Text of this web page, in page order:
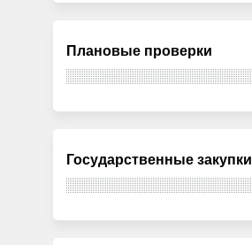
Плановые проверки
Государственные закупки